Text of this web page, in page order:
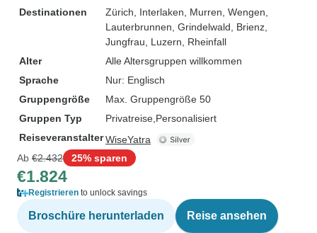
Destinationen
Zürich , Interlaken , Murren , Wengen
Lauterbrunnen , Grindelwald , Brienz
Jungfrau , Luzern , Rheinfall
Alter
Alle Altersgruppen willkommen
Sprache
Nur: Englisch
Gruppengröße
Max. Gruppengröße 50
Gruppen Typ
Privatreise Personalisiert
ReiseveranstalterWiseYatra
Ab €2.432 25% sparen
€1.824
Registrieren to unlock savings
Broschüre herunterladen Reise ansehen